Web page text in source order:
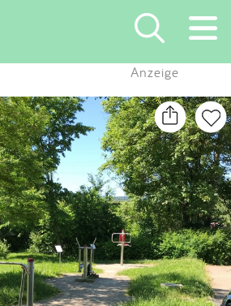
×
Suchen
Eintragen
App
Blog
Partner
Anzeige